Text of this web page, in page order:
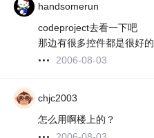
handsomerun
codeproject去看一下吧
那边有很多控件都是很好的
2006-08-03
chjc2003
怎么用啊楼上的？